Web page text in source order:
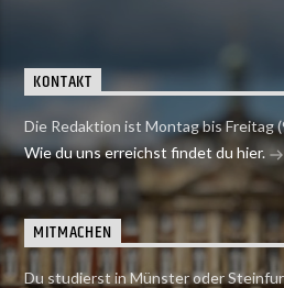
KONTAKT
Die Redaktion ist Montag bis Freitag
Wie du uns erreichst findet du hier.
MITMACHEN
Du studierst in Münster oder